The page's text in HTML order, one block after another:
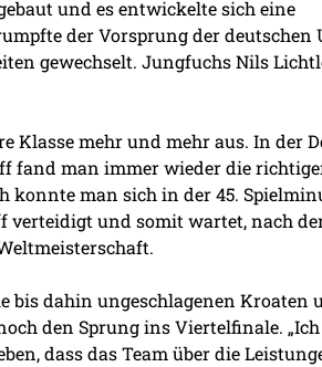
und es entwickelte sich eine
der Vorsprung der deutschen
gewechselt. Jungfuchs Nils
Klasse mehr und mehr aus. In der
man immer wieder die
konnte man sich in der 45.
verteidigt und somit wartet, nach
bis dahin ungeschlagenen Kroaten
den Sprung ins Viertelfinale.
dass das Team über die